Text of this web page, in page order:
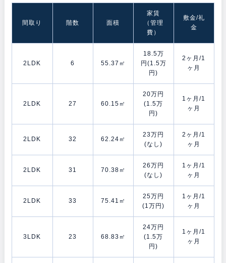
間取り 階数 面積
家賃
（管理
費）
敷金/礼
金
2LDK 6 55.37㎡
18.5万
円(1.5万
円)
2ヶ月/1
ヶ月
2LDK 27 60.15㎡
20万円
(1.5万
円)
1ヶ月/1
ヶ月
2LDK 32 62.24㎡
23万円
(なし)
2ヶ月/1
ヶ月
2LDK 31 70.38㎡
26万円
(なし)
1ヶ月/1
ヶ月
2LDK 33 75.41㎡
25万円
(1万円)
1ヶ月/1
ヶ月
3LDK 23 68.83㎡
24万円
(1.5万
円)
1ヶ月/1
ヶ月